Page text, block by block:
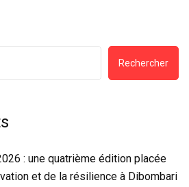
Rechercher
: une quatrième édition placée
et de la résilience à Dibombari